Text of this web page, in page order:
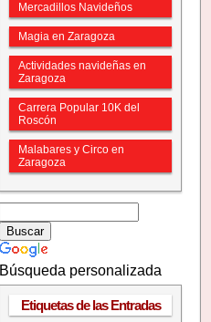
Mercadillos Navideños
Magia en Zaragoza
Actividades navideñas en
Zaragoza
Carrera Popular 10K del
Roscón
Malabares y Circo en
Zaragoza
Búsqueda personalizada
Etiquetas de las Entradas